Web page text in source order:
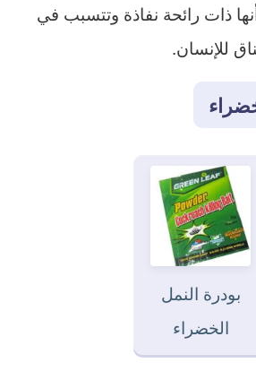
ذات رائحة نفاذة وتتسبب في
للإنسان.
بودرة النمل
الخضراء